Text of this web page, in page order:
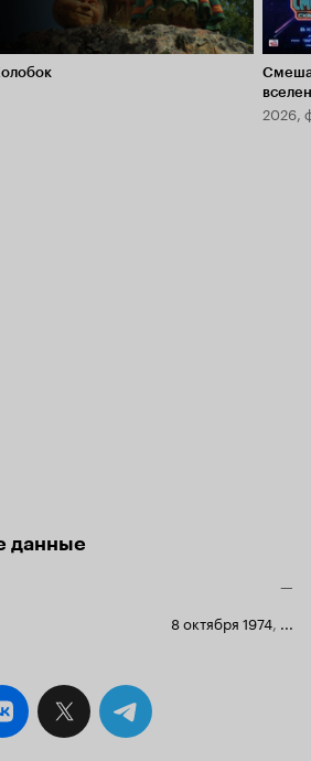
2026,
данные
—
8 октября 1974, ...